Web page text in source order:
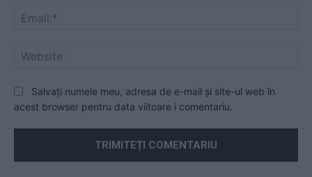
Salvați numele meu, adresa de e-mail și site-ul web în
acest browser pentru data viitoare i comentariu.